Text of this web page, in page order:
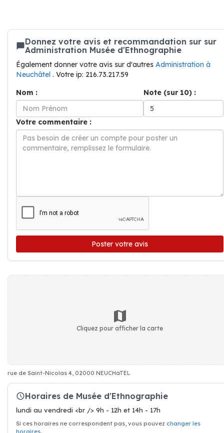
Donnez votre avis et recommandation sur sur
Administration Musée d'Ethnographie
Également donner votre avis sur d'autres Administration à
Neuchâtel . Votre ip: 216.73.217.59
Nom :
Note (sur 10) :
Votre commentaire :
Poster votre avis
Cliquez pour afficher la carte
rue de Saint-Nicolas 4, 02000 NEUCHâTEL
Horaires de Musée d'Ethnographie
lundi au vendredi <br /> 9h - 12h et 14h - 17h
Si ces horaires ne correspondent pas, vous pouvez changer les
horaires.